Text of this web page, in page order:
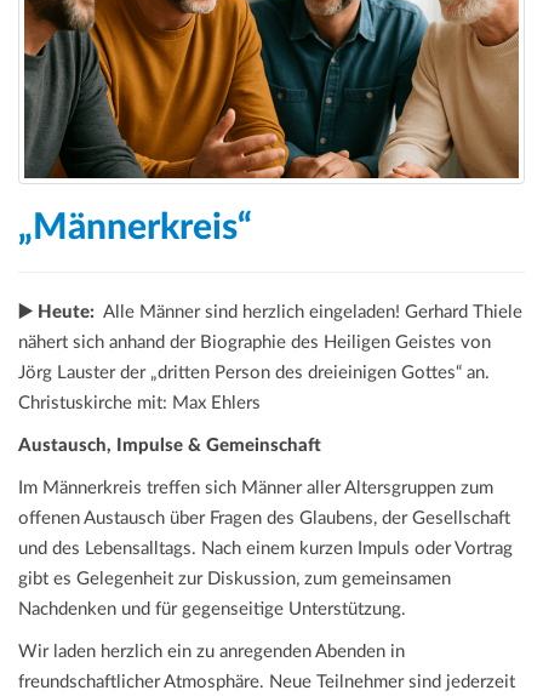
„Männerkreis“
▶️ Heute: Alle Männer sind herzlich eingeladen! Gerhard Thiele
nähert sich anhand der Biographie des Heiligen Geistes von
Jörg Lauster der „dritten Person des dreieinigen Gottes“ an.
Christuskirche mit: Max Ehlers
Austausch, Impulse & Gemeinschaft
Im Männerkreis treffen sich Männer aller Altersgruppen zum
offenen Austausch über Fragen des Glaubens, der Gesellschaft
und des Lebensalltags. Nach einem kurzen Impuls oder Vortrag
gibt es Gelegenheit zur Diskussion, zum gemeinsamen
Nachdenken und für gegenseitige Unterstützung.
Wir laden herzlich ein zu anregenden Abenden in
freundschaftlicher Atmosphäre. Neue Teilnehmer sind jederzeit